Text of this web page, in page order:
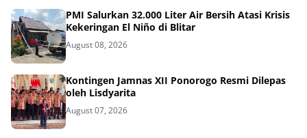
PMI Salurkan 32.000 Liter Air Bersih Atasi Krisis
Kekeringan El Niño di Blitar
August 08, 2026
Kontingen Jamnas XII Ponorogo Resmi Dilepas
oleh Lisdyarita
August 07, 2026